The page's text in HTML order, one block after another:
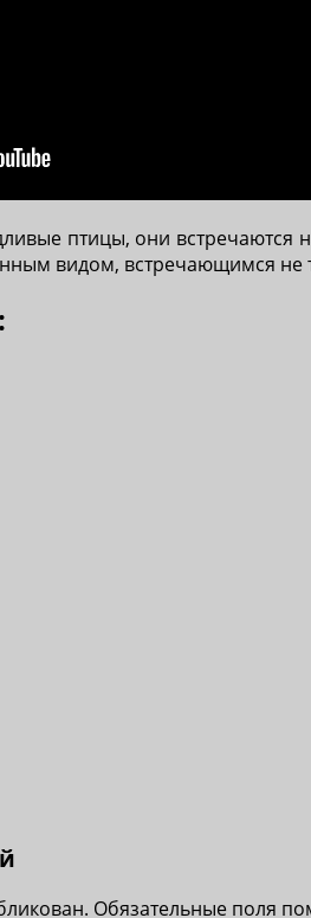
птицы, они встречаются
видом, встречающимся не
Обязательные поля